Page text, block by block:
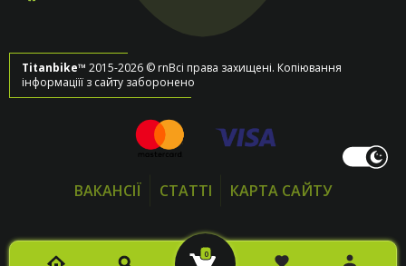
0
Titanbike™ 2015-2026 © rnВсі права захищені. Копіювання
інформаціїї з сайту заборонено
ВАКАНСІЇ СТАТТІ КАРТА САЙТУ